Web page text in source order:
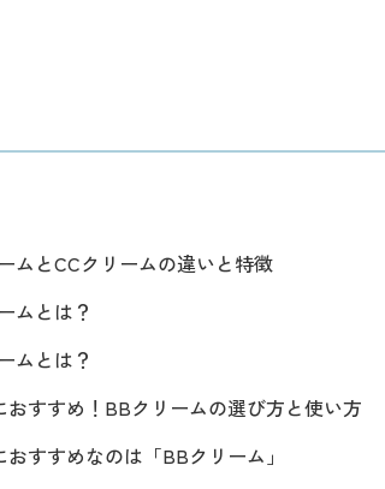
ムとCCクリームの違いと特徴
ムとは？
ムとは？
おすすめ！BBクリームの選び方と使い方
おすすめなのは「BBクリーム」